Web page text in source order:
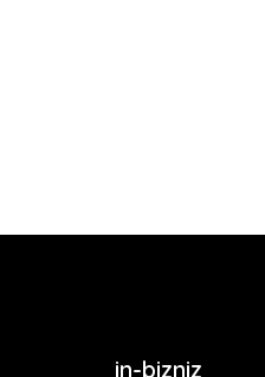
in-bizniz